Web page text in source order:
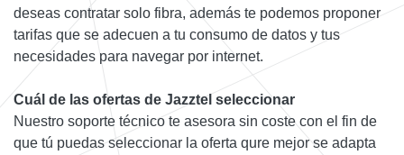
deseas contratar solo fibra, además te podemos proponer
tarifas que se adecuen a tu consumo de datos y tus
necesidades para navegar por internet.
Cuál de las ofertas de Jazztel seleccionar
Nuestro soporte técnico te asesora sin coste con el fin de
que tú puedas seleccionar la oferta qure mejor se adapta